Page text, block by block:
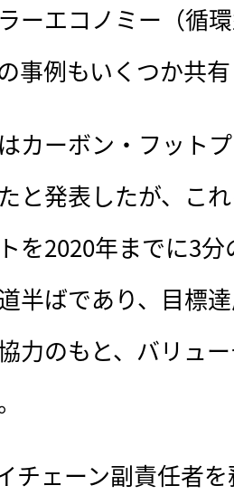
ーエコノミー（循
事例もいくつか共
カーボン・フット
と発表したが、こ
を2020年までに3
半ばであり、目標
力のもと、バリュ
チェーン副責任者